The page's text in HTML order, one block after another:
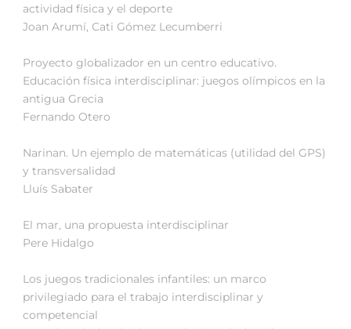
actividad física y el deporte
Joan Arumí, Cati Gómez Lecumberri
Proyecto globalizador en un centro educativo.
Educación física interdisciplinar: juegos olímpicos en la
antigua Grecia
Fernando Otero
Narinan. Un ejemplo de matemáticas (utilidad del GPS)
y transversalidad
Lluís Sabater
El mar, una propuesta interdisciplinar
Pere Hidalgo
Los juegos tradicionales infantiles: un marco
privilegiado para el trabajo interdisciplinar y
competencial